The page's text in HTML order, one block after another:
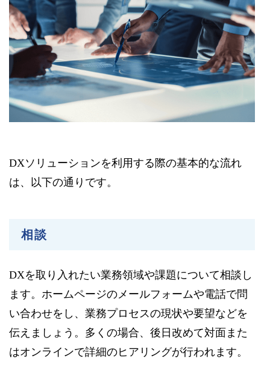
DXソリューションを利用する際の基本的な流れ
は、以下の通りです。
相談
DXを取り入れたい業務領域や課題について相談し
ます。ホームページのメールフォームや電話で問
い合わせをし、業務プロセスの現状や要望などを
伝えましょう。多くの場合、後日改めて対面また
はオンラインで詳細のヒアリングが行われます。